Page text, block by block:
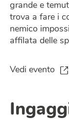
grande e
trova a fare i
nemico
affilata delle
Vedi evento